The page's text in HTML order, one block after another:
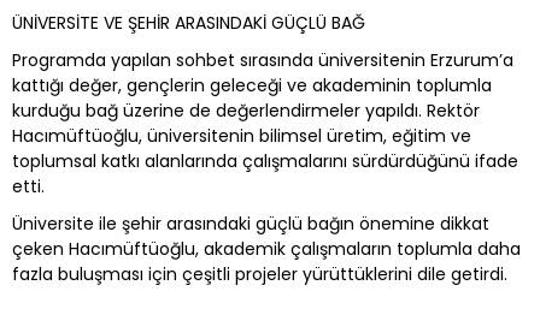
ÜNİVERSİTE VE ŞEHİR ARASINDAKİ GÜÇLÜ BAĞ
Programda yapılan sohbet sırasında üniversitenin Erzurum’a
kattığı değer, gençlerin geleceği ve akademinin toplumla
kurduğu bağ üzerine de değerlendirmeler yapıldı. Rektör
Hacımüftüoğlu, üniversitenin bilimsel üretim, eğitim ve
toplumsal katkı alanlarında çalışmalarını sürdürdüğünü ifade
etti.
Üniversite ile şehir arasındaki güçlü bağın önemine dikkat
çeken Hacımüftüoğlu, akademik çalışmaların toplumla daha
fazla buluşması için çeşitli projeler yürüttüklerini dile getirdi.